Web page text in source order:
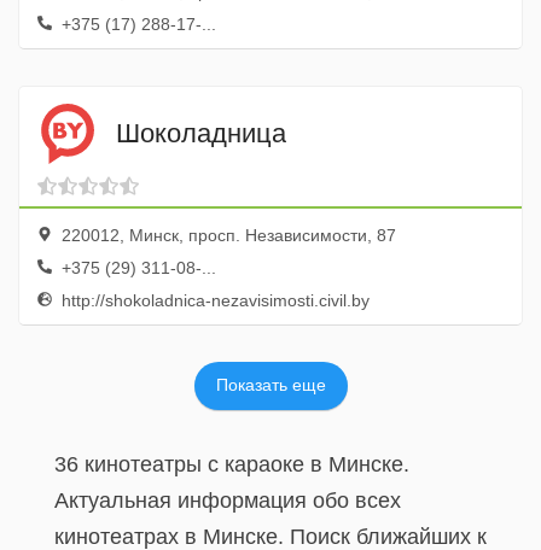
+375 (17) 288-17-...
Шоколадница
220012, Минск, просп. Независимости, 87
+375 (29) 311-08-...
http://shokoladnica-nezavisimosti.civil.by
Показать еще
36 кинотеатры с караоке в Минске.
Актуальная информация обо всех
кинотеатрах в Минске. Поиск ближайших к